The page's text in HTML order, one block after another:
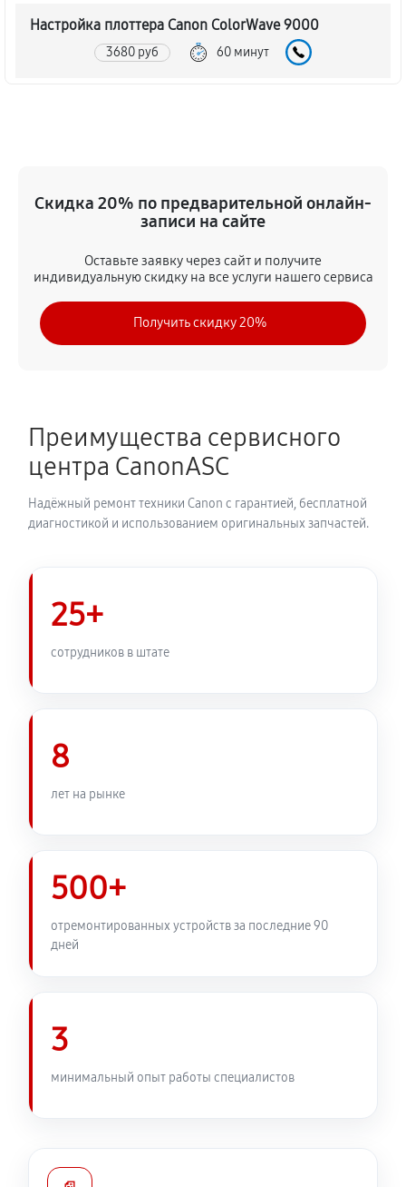
Настройка плоттера Canon ColorWave 9000
3680 руб 60 минут
3110 руб 60 минут
5520 руб 60 минут
Замена каретки плоттера Canon ColorWave 9000
5180 руб 60 минут
Скидка 20% по предварительной онлайн-
записи на сайте
Оставьте заявку через сайт и получите
индивидуальную скидку на все услуги нашего сервиса
Получить скидку 20%
Преимущества сервисного
центра CanonASC
Надёжный ремонт техники Canon с гарантией, бесплатной
диагностикой и использованием оригинальных запчастей.
25+
сотрудников в штате
8
лет на рынке
500+
отремонтированных устройств за последние 90
дней
3
минимальный опыт работы специалистов